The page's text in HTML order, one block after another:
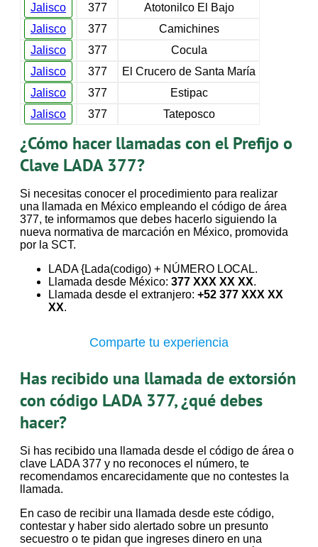
Jalisco
377
Atotonilco El Bajo
Jalisco
377
Camichines
Jalisco
377
Cocula
Jalisco
377
El Crucero de Santa María
Jalisco
377
Estipac
Jalisco
377 Tateposco
¿Cómo hacer llamadas con el Prefijo o
Clave LADA 377?
Si necesitas conocer el procedimiento para realizar
una llamada en México empleando el código de área
377, te informamos que debes hacerlo siguiendo la
nueva normativa de marcación en México, promovida
por la SCT.
LADA {Lada(codigo) + NÚMERO LOCAL.
Llamada desde México: 377 XXX XX XX.
Llamada desde el extranjero: +52 377 XXX XX
XX.
Comparte tu experiencia
Has recibido una llamada de extorsión
con código LADA 377, ¿qué debes
hacer?
Si has recibido una llamada desde el código de área o
clave LADA 377 y no reconoces el número, te
recomendamos encarecidamente que no contestes la
llamada.
En caso de recibir una llamada desde este código,
contestar y haber sido alertado sobre un presunto
secuestro o te pidan que ingreses dinero en una